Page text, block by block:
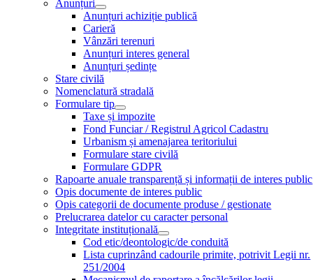
Anunțuri
Anunțuri achiziție publică
Carieră
Vânzări terenuri
Anunțuri interes general
Anunțuri ședințe
Stare civilă
Nomenclatură stradală
Formulare tip
Taxe și impozite
Fond Funciar / Registrul Agricol Cadastru
Urbanism și amenajarea teritoriului
Formulare stare civilă
Formulare GDPR
Rapoarte anuale transparență și informații de interes public
Opis documente de interes public
Opis categorii de documente produse / gestionate
Prelucrarea datelor cu caracter personal
Integritate instituțională
Cod etic/deontologic/de conduită
Lista cuprinzând cadourile primite, potrivit Legii nr.
251/2004